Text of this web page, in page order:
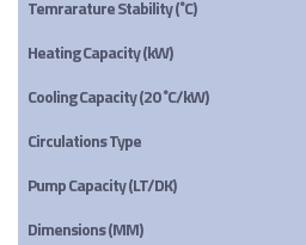
Temrarature Stability (˚C)
Heating Capacity (kW)
Cooling Capacity (20 ˚C/kW)
Circulations Type
Pump Capacity (LT/DK)
Dimensions (MM)